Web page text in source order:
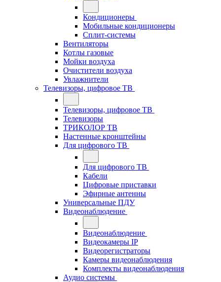
Кондиционеры
Мобильные кондиционеры
Сплит-системы
Вентиляторы
Котлы газовые
Мойки воздуха
Очистители воздуха
Увлажнители
Телевизоры, цифровое ТВ
Телевизоры, цифровое ТВ
Телевизоры
ТРИКОЛОР ТВ
Настенные кронштейны
Для цифрового ТВ
Для цифрового ТВ
Кабели
Цифровые приставки
Эфирные антенны
Универсальные ПДУ
Видеонаблюдение
Видеонаблюдение
Видеокамеры IP
Видеорегистраторы
Камеры видеонаблюдения
Комплекты видеонаблюдения
Аудио системы